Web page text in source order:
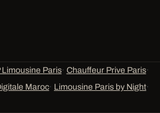
Limousine Paris· Chauffeur Prive Paris·
Maroc· Limousine Paris by Night·